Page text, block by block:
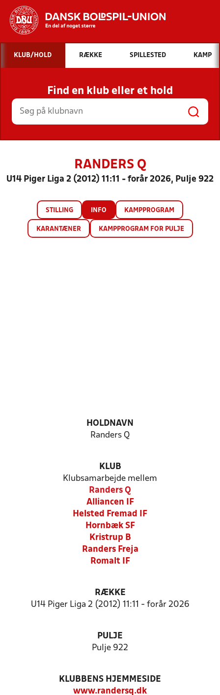
Hvad vil du søge efter?
INDHOLD OG NYHEDER
STILLINGER, RESULTATER, KLUBBER OG
HOLD
KLUB/HOLD RÆKKE SPILLESTED KAMP
Find en klub eller et hold
RANDERS Q
U14 Piger Liga 2 (2012) 11:11 - forår 2026, Pulje 922
STILLING INFO KAMPPROGRAM
KARANTÆNER KAMPPROGRAM FOR PULJE
HOLDNAVN
Randers Q
KLUB
Klubsamarbejde mellem
Randers Q
Alliancen IF
Helsted Fremad IF
Hornbæk SF
Kristrup B
Randers Freja
Romalt IF
RÆKKE
U14 Piger Liga 2 (2012) 11:11 - forår 2026
PULJE
Pulje 922
KLUBBENS HJEMMESIDE
www.randersq.dk